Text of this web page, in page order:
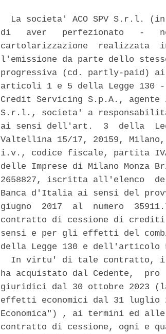
La societa' ACO SPV S.r.l.
di   aver   perfezionato   -
cartolarizzazione  realizzata
l'emissione da parte dello
progressiva (cd. partly-paid)
articoli 1 e 5 della Legge 130
Credit Servicing S.p.A.,
S.r.l., societa' a
ai sensi dell'art.  3  della
Valtellina 15/17, 20159,
i.v., codice fiscale, partita
delle Imprese di Milano Monza
2658827, iscritta all'elenco
Banca d'Italia ai sensi del
giugno  2017  al  numero
contratto di cessione di
sensi e per gli effetti del
della Legge 130 e dell'articolo
In virtu' di tale contratto,
ha acquistato dal Cedente,
giuridici dal 30 ottobre 2023
effetti economici dal 31 luglio
Economica") , ai termini ed
contratto di cessione, ogni e